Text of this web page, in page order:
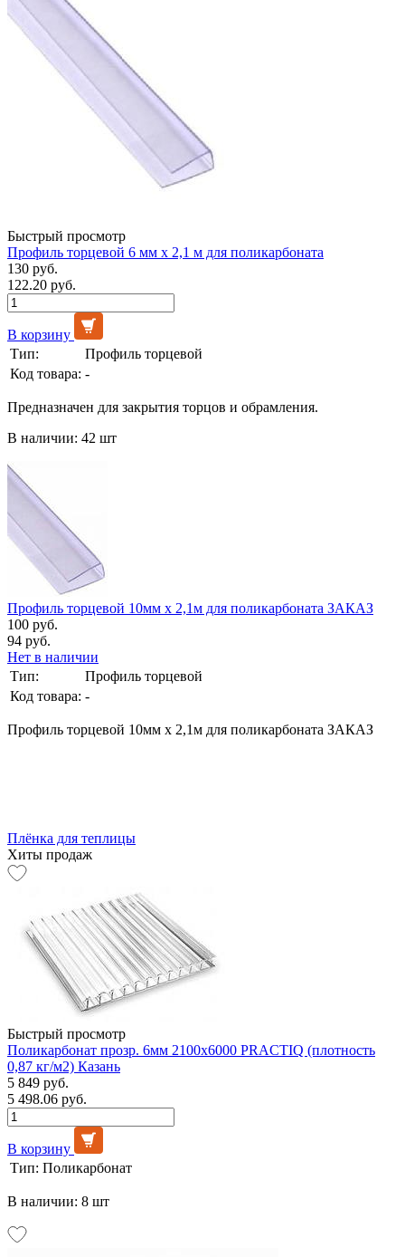
Быстрый просмотр
Профиль торцевой 6 мм х 2,1 м для поликарбоната
130 руб.
122.20 руб.
В корзину
Тип:
Профиль торцевой
Код товара: -
Предназначен для закрытия торцов и обрамления.
В наличии: 42 шт
Профиль торцевой 10мм х 2,1м для поликарбоната ЗАКАЗ
100 руб.
94 руб.
Нет в наличии
Тип:
Профиль торцевой
Код товара: -
Профиль торцевой 10мм х 2,1м для поликарбоната ЗАКАЗ
Плёнка для теплицы
Хиты продаж
Быстрый просмотр
Поликарбонат прозр. 6мм 2100х6000 PRACTIQ (плотность
0,87 кг/м2) Казань
5 849 руб.
5 498.06 руб.
В корзину
Тип: Поликарбонат
В наличии: 8 шт